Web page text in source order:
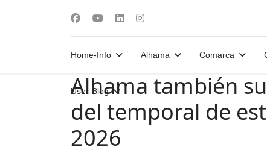
Home-Info Alhama Comarca
User-Blog
Alhama también
del temporal de
2026